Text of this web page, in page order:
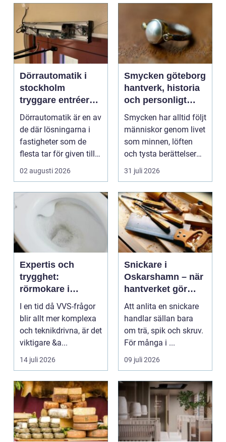
Dörrautomatik i
stockholm
tryggare entréer
och bättre
tillgänglighet
Dörrautomatik är en av
de där lösningarna i
fastigheter som de
flesta tar för given tills
den sakna...
02 augusti 2026
Smycken göteborg
hantverk, historia
och personligt
uttryck
Smycken har alltid följt
människor genom livet
som minnen, löften
och tysta berättelser
nära huden....
31 juli 2026
Expertis och
trygghet:
rörmokare i
jämtland
I en tid då VVS-frågor
blir allt mer komplexa
och teknikdrivna, är det
viktigare &a...
14 juli 2026
Snickare i
Oskarshamn – när
hantverket gör
skillnad i vardagen
Att anlita en snickare
handlar sällan bara
om trä, spik och skruv.
För många i ...
09 juli 2026